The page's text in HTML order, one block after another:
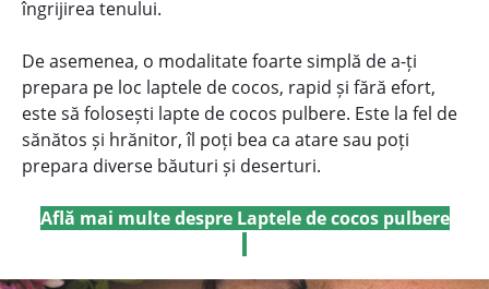
îngrijirea tenului.
De asemenea, o modalitate foarte simplă de a-ți
prepara pe loc laptele de cocos, rapid și fără efort,
este să folosești lapte de cocos pulbere. Este la fel de
sănătos și hrănitor, îl poți bea ca atare sau poți
prepara diverse băuturi și deserturi.
Află mai multe despre Laptele de cocos pulbere